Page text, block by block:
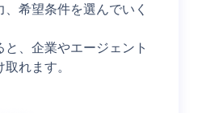
希望条件を選んでいく
と、企業やエージェント
れます。